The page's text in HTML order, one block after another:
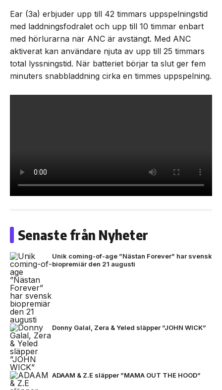
Ear (3a) erbjuder upp till 42 timmars uppspelningstid
med laddningsfodralet och upp till 10 timmar enbart
med hörlurarna när ANC är avstängt. Med ANC
aktiverat kan användare njuta av upp till 25 timmars
total lyssningstid. När batteriet börjar ta slut ger fem
minuters snabbladdning cirka en timmes uppspelning.
Senaste från Nyheter
Unik coming-of-age ”Nästan Forever” har svensk
biopremiär den 21 augusti
Donny Galal, Zera & Yeled släpper ”JOHN WICK”
ADAAM & Z.E släpper ”MAMA OUT THE HOOD”